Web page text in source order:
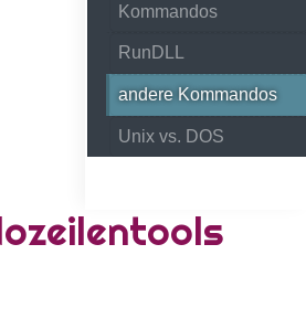
Kommandos
RunDLL
andere Kommandos
Unix vs. DOS